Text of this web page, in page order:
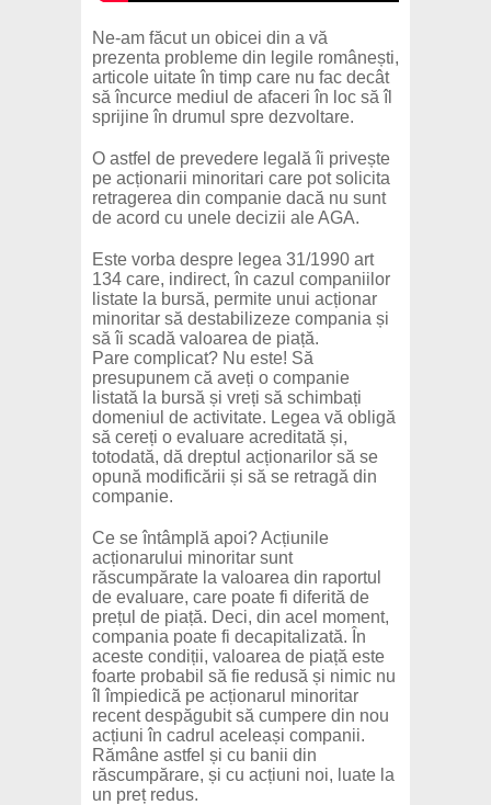
Ne-am făcut un obicei din a vă
prezenta probleme din legile românești,
articole uitate în timp care nu fac decât
să încurce mediul de afaceri în loc să îl
sprijine în drumul spre dezvoltare.
O astfel de prevedere legală îi privește
pe acționarii minoritari care pot solicita
retragerea din companie dacă nu sunt
de acord cu unele decizii ale AGA.
Este vorba despre legea 31/1990 art
134 care, indirect, în cazul companiilor
listate la bursă, permite unui acționar
minoritar să destabilizeze compania și
să îi scadă valoarea de piață.
Pare complicat? Nu este! Să
presupunem că aveți o companie
listată la bursă și vreți să schimbați
domeniul de activitate. Legea vă obligă
să cereți o evaluare acreditată și,
totodată, dă dreptul acționarilor să se
opună modificării și să se retragă din
companie.
Ce se întâmplă apoi? Acțiunile
acționarului minoritar sunt
răscumpărate la valoarea din raportul
de evaluare, care poate fi diferită de
prețul de piață. Deci, din acel moment,
compania poate fi decapitalizată. În
aceste condiții, valoarea de piață este
foarte probabil să fie redusă și nimic nu
îl împiedică pe acționarul minoritar
recent despăgubit să cumpere din nou
acțiuni în cadrul aceleași companii.
Rămâne astfel și cu banii din
răscumpărare, și cu acțiuni noi, luate la
un preț redus.